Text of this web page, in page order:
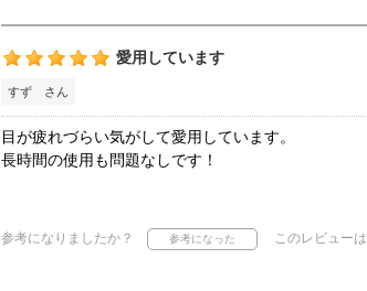
愛用しています
すず さん
目が疲れづらい気がして愛用しています。
長時間の使用も問題なしです！
参考になりましたか？ このレビューは